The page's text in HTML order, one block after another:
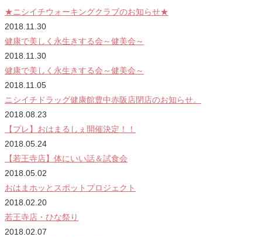
★ニシイチウォーキングクラブのお知らせ★
2018.11.30
健康で美しく永生きする会～健美会～
2018.11.30
健康で美しく永生きする会～健美会～
2018.11.05
ニシイチドラッグ健康館豊中赤阪店閉店のお知らせ。
2018.08.23
【プレ】おはまるしぇ開催決定！！
2018.05.24
【若王寺店】体にいい話＆試食会
2018.05.02
おはまホッとスポットプロジェクト
2018.02.20
若王寺店・ひな祭り
2018.02.07